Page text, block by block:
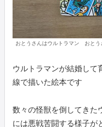
おとうさんはウルトラマン おとう
ウルトラマンが結婚して
線で描いた絵本です
数々の怪獣を倒してきた
には悪戦苦闘する様子が